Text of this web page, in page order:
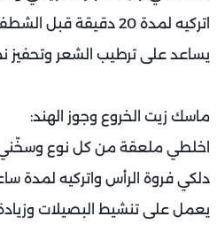
اتركيه لمدة 20 دقيقة قبل الشطف.
يساعد على ترطيب الشعر
ماسك زيت الخروع وجوز الهند:
اخلطي ملعقة من كل نوع وسخّني
دلكي فروة الرأس واتركيه لمدة
يعمل على تنشيط البصيلات